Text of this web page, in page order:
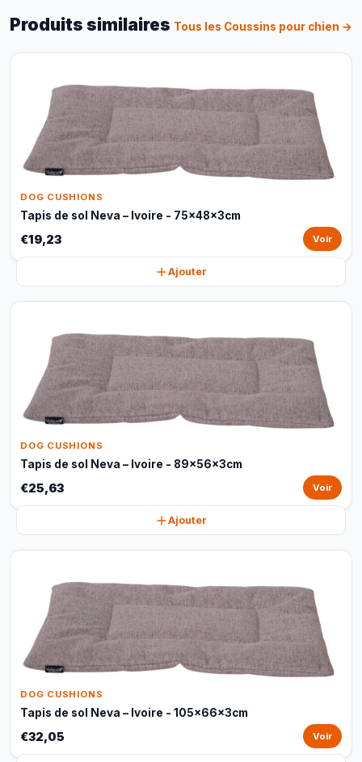
Produits similaires Tous les Coussins pour chien →
DOG CUSHIONS
Tapis de sol Neva – Ivoire - 75x48x3cm
€19,23 Voir
Ajouter
DOG CUSHIONS
Tapis de sol Neva – Ivoire - 89x56x3cm
€25,63 Voir
Ajouter
DOG CUSHIONS
Tapis de sol Neva – Ivoire - 105x66x3cm
€32,05 Voir